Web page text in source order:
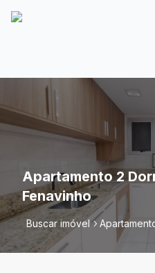
Apartamento 2
Fenavinho
Buscar imóvel